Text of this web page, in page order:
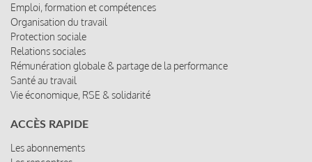
Emploi, formation et compétences
Organisation du travail
Protection sociale
Relations sociales
Rémunération globale & partage de la performance
Santé au travail
Vie économique, RSE & solidarité
ACCÈS RAPIDE
Les abonnements